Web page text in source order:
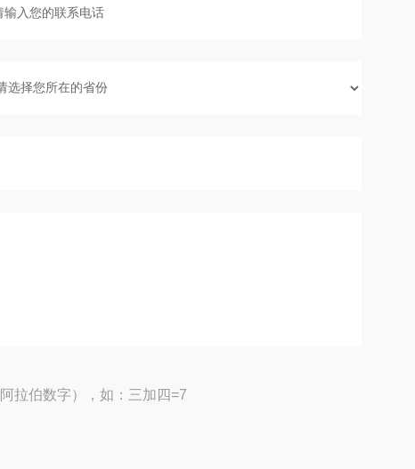
拉伯数字），如：三加四=7